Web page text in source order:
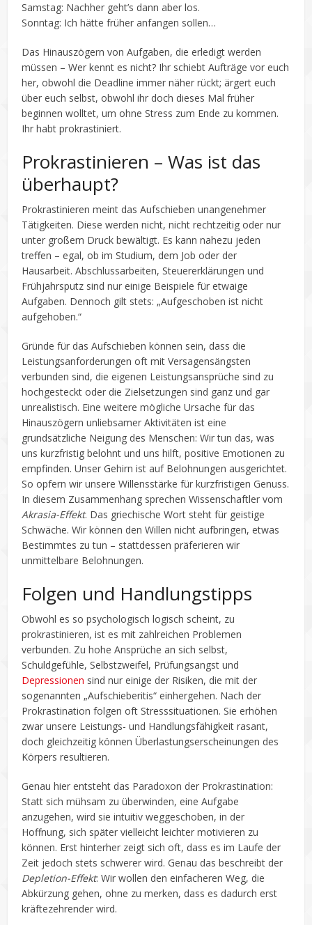
Samstag: Nachher geht’s dann aber los.
Sonntag: Ich hätte früher anfangen sollen…
Das Hinauszögern von Aufgaben, die erledigt werden
müssen – Wer kennt es nicht? Ihr schiebt Aufträge vor euch
her, obwohl die Deadline immer näher rückt; ärgert euch
über euch selbst, obwohl ihr doch dieses Mal früher
beginnen wolltet, um ohne Stress zum Ende zu kommen.
Ihr habt prokrastiniert.
Prokrastinieren – Was ist das
überhaupt?
Prokrastinieren meint das Aufschieben unangenehmer
Tätigkeiten. Diese werden nicht, nicht rechtzeitig oder nur
unter großem Druck bewältigt. Es kann nahezu jeden
treffen – egal, ob im Studium, dem Job oder der
Hausarbeit. Abschlussarbeiten, Steuererklärungen und
Frühjahrsputz sind nur einige Beispiele für etwaige
Aufgaben. Dennoch gilt stets: „Aufgeschoben ist nicht
aufgehoben.“
Gründe für das Aufschieben können sein, dass die
Leistungsanforderungen oft mit Versagensängsten
verbunden sind, die eigenen Leistungsansprüche sind zu
hochgesteckt oder die Zielsetzungen sind ganz und gar
unrealistisch. Eine weitere mögliche Ursache für das
Hinauszögern unliebsamer Aktivitäten ist eine
grundsätzliche Neigung des Menschen: Wir tun das, was
uns kurzfristig belohnt und uns hilft, positive Emotionen zu
empfinden. Unser Gehirn ist auf Belohnungen ausgerichtet.
So opfern wir unsere Willensstärke für kurzfristigen Genuss.
In diesem Zusammenhang sprechen Wissenschaftler vom
Akrasia-Effekt. Das griechische Wort steht für geistige
Schwäche. Wir können den Willen nicht aufbringen, etwas
Bestimmtes zu tun – stattdessen präferieren wir
unmittelbare Belohnungen.
Folgen und Handlungstipps
Obwohl es so psychologisch logisch scheint, zu
prokrastinieren, ist es mit zahlreichen Problemen
verbunden. Zu hohe Ansprüche an sich selbst,
Schuldgefühle, Selbstzweifel, Prüfungsangst und
Depressionen sind nur einige der Risiken, die mit der
sogenannten „Aufschieberitis“ einhergehen. Nach der
Prokrastination folgen oft Stresssituationen. Sie erhöhen
zwar unsere Leistungs- und Handlungsfähigkeit rasant,
doch gleichzeitig können Überlastungserscheinungen des
Körpers resultieren.
Genau hier entsteht das Paradoxon der Prokrastination:
Statt sich mühsam zu überwinden, eine Aufgabe
anzugehen, wird sie intuitiv weggeschoben, in der
Hoffnung, sich später vielleicht leichter motivieren zu
können. Erst hinterher zeigt sich oft, dass es im Laufe der
Zeit jedoch stets schwerer wird. Genau das beschreibt der
Depletion-Effekt: Wir wollen den einfacheren Weg, die
Abkürzung gehen, ohne zu merken, dass es dadurch erst
kräftezehrender wird.